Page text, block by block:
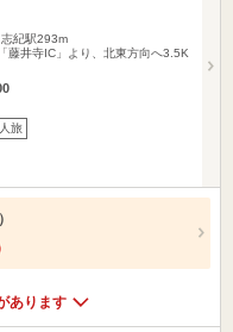
志紀駅293m
藤井寺IC」より、北東方向へ3.5K
旅
あります